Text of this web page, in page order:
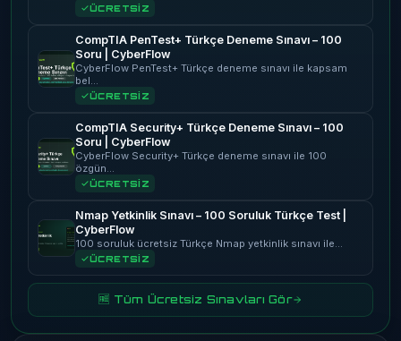
ÜCRETSİZ
CompTIA PenTest+ Türkçe Deneme Sınavı – 100
Soru | CyberFlow
CyberFlow PenTest+ Türkçe deneme sınavı ile kapsam
bel…
ÜCRETSİZ
CompTIA Security+ Türkçe Deneme Sınavı – 100
Soru | CyberFlow
CyberFlow Security+ Türkçe deneme sınavı ile 100
özgün…
ÜCRETSİZ
Nmap Yetkinlik Sınavı – 100 Soruluk Türkçe Test |
CyberFlow
100 soruluk ücretsiz Türkçe Nmap yetkinlik sınavı ile…
ÜCRETSİZ
🆓 Tüm Ücretsiz Sınavları Gör